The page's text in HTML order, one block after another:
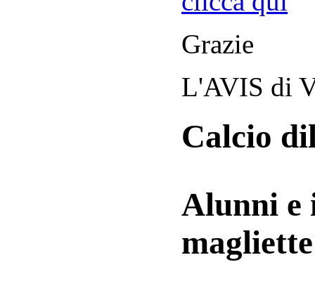
Grazie
L'AVIS di
Calcio
Alunni e